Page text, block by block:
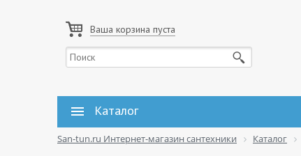
Ваша корзина пуста
Каталог
San-tun.ru Интернет-магазин сантехники Каталог